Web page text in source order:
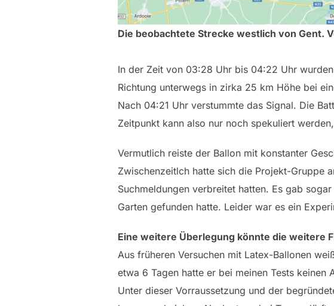
Die beobachtete Strecke westlich von Gent.
In der Zeit von 03:28 Uhr bis 04:22 Uhr
Richtung unterwegs in zirka 25 km Höhe bei
Nach 04:21 Uhr verstummte das Signal. Die
Zeitpunkt kann also nur noch spekuliert
Vermutlich reiste der Ballon mit konstanter
Zwischenzeitlch hatte sich die Projekt-Gruppe
Suchmeldungen verbreitet hatten. Es gab
Garten gefunden hatte. Leider war es ein
Eine weitere Überlegung könnte die weitere
Aus früheren Versuchen mit Latex-Ballonen
etwa 6 Tagen hatte er bei meinen Tests keinen
Unter dieser Vorraussetzung und der